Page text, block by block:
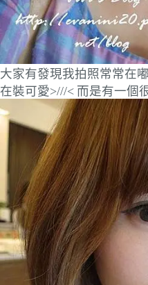
大家有發現我拍照常常在
在裝可愛>///< 而是有一個